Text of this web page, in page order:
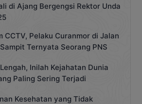
di Ajang Bergengsi Rektor Unda
CCTV, Pelaku Curanmor di Jalan
Ternyata Seorang PNS
Inilah Kejahatan Dunia
Paling Sering Terjadi
Kesehatan yang Tidak